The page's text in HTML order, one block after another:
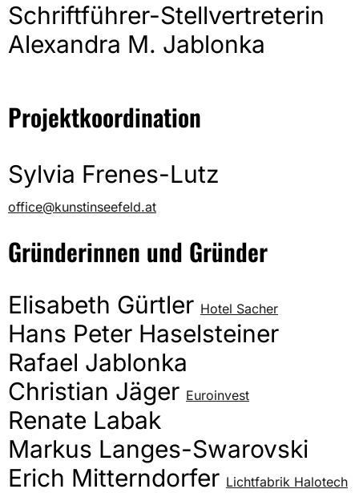
Schriftführer-Stellvertreterin
Alexandra M. Jablonka
Projektkoordination
Sylvia Frenes-Lutz
office@kunstinseefeld.at
Gründerinnen und Gründer
Elisabeth Gürtler Hotel Sacher
Hans Peter Haselsteiner
Rafael Jablonka
Christian Jäger Euroinvest
Renate Labak
Markus Langes-Swarovski
Erich Mitterndorfer Lichtfabrik Halotech